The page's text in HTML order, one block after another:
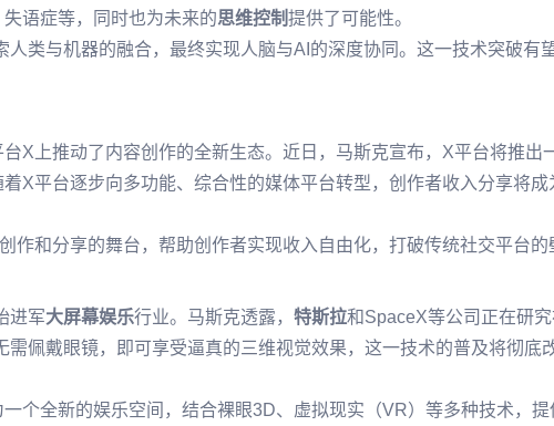
语症等，同时也为未来的思维控制提供了可能性。
类与机器的融合，最终实现人脑与AI的深度协同。这一技术突破有
X上推动了内容创作的全新生态。近日，马斯克宣布，X平台将推出
X平台逐步向多功能、综合性的媒体平台转型，创作者收入分享将
和分享的舞台，帮助创作者实现收入自由化，打破传统社交平台的
进军大屏幕娱乐行业。马斯克透露， 特斯拉和SpaceX等公司正在研
佩戴眼镜，即可享受逼真的三维视觉效果，这一技术的普及将彻底
个全新的娱乐空间，结合裸眼3D、虚拟现实（VR）等多种技术，